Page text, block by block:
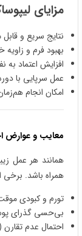
مزایای
نتایج سریع و
بهبود فرم و
افزایش اعتماد
عمل سرپایی با دوره
امکان انجام
معایب و عوارض
همانند هر عمل
همراه باشد. برخی
تورم و کبودی
بی‌حسی گذرای
احتمال عدم